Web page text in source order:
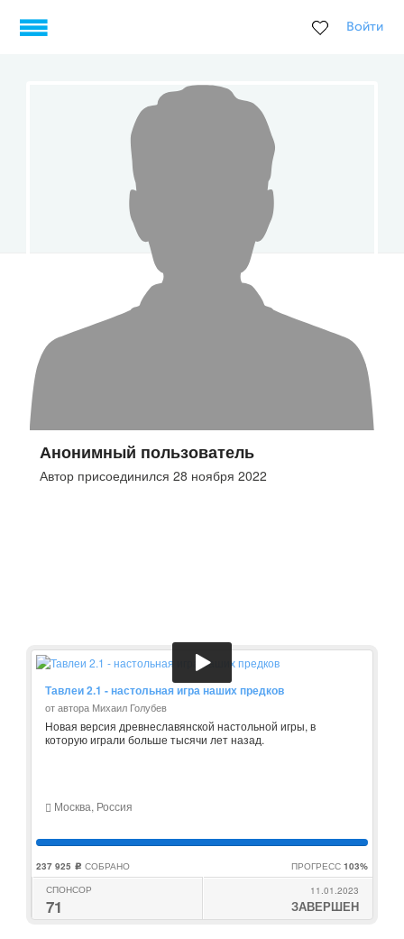
Войти
Анонимный пользователь
Автор присоединился 28 ноября 2022
Тавлеи 2.1 - настольная игра наших предков
от автора Михаил Голубев
Новая версия древнеславянской настольной игры, в
которую играли больше тысячи лет назад.
Москва, Россия
237 925 c СОБРАНО ПРОГРЕСС 103%
СПОНСОР
71
11.01.2023
ЗАВЕРШЕН